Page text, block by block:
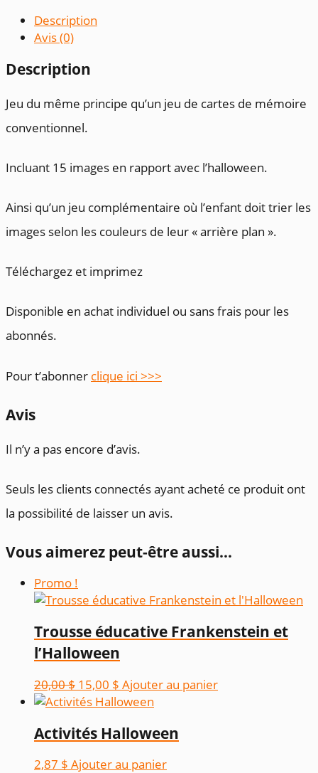
Description
Avis (0)
Description
Jeu du même principe qu’un jeu de cartes de mémoire
conventionnel.
Incluant 15 images en rapport avec l’halloween.
Ainsi qu’un jeu complémentaire où l’enfant doit trier les
images selon les couleurs de leur « arrière plan ».
Téléchargez et imprimez
Disponible en achat individuel ou sans frais pour les
abonnés.
Pour t’abonner clique ici >>>
Avis
Il n’y a pas encore d’avis.
Seuls les clients connectés ayant acheté ce produit ont
la possibilité de laisser un avis.
Vous aimerez peut-être aussi…
Promo !
Trousse éducative Frankenstein et
l’Halloween
20,00$ Le
prix
était :
15,00 $ Le
prix
est :
Ajouter au panier
Activités Halloween
2,87 $ Ajouter au panier